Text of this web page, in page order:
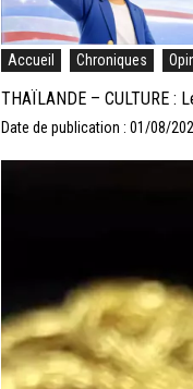
Accueil Chroniques
THAÏLANDE – CULTURE :
Date de publication : 01/08/